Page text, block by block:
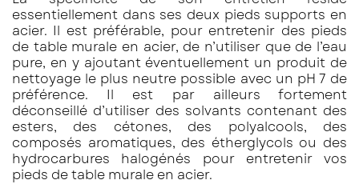
essentiellement dans ses deux pieds supports en
acier. Il est préférable, pour entretenir des pieds
de table murale en acier, de n’utiliser que de l’eau
pure, en y ajoutant éventuellement un produit de
nettoyage le plus neutre possible avec un pH 7 de
préférence. Il est par ailleurs fortement
déconseillé d’utiliser des solvants contenant des
esters, des cétones, des polyalcools, des
composés aromatiques, des étherglycols ou des
hydrocarbures halogénés pour entretenir vos
pieds de table murale en acier.